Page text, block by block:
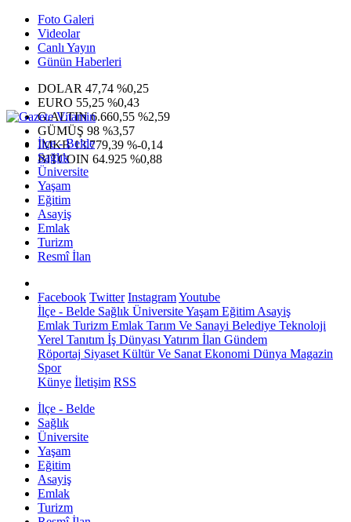
Foto Galeri
Videolar
Canlı Yayın
Günün Haberleri
DOLAR 47,74 %0,25
EURO 55,25 %0,43
G.ALTIN6.660,55 %2,59
GÜMÜŞ 98 %3,57
IMKB13.779,39 %-0,14
BITCOIN 64.925 %0,88
İlçe - Belde
Sağlık
Üniversite
Yaşam
Eğitim
Asayiş
Emlak
Turizm
Resmî İlan
Facebook Twitter InstagramYoutube
İlçe - Belde Sağlık ÜniversiteYaşam Eğitim Asayiş
Emlak Turizm Emlak Tarım Ve Sanayi Belediye Teknoloji
Yerel Tanıtım İş Dünyası Yatırım İlan Gündem
Röportaj Siyaset Kültür Ve Sanat Ekonomi Dünya Magazin
Spor
Künye İletişim RSS
İlçe - Belde
Sağlık
Üniversite
Yaşam
Eğitim
Asayiş
Emlak
Turizm